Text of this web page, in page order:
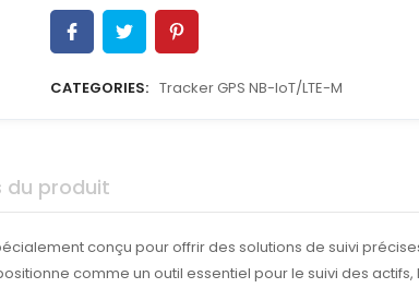
CATEGORIES: Tracker GPS NB-IoT/LTE-M
du produit
conçu pour offrir des solutions de suivi
comme un outil essentiel pour le suivi des